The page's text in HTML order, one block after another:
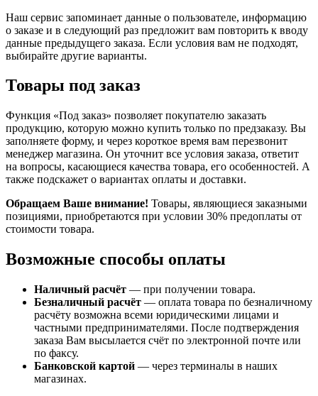
Наш сервис запоминает данные о пользователе, информацию
о заказе и в следующий раз предложит вам повторить к вводу
данные предыдущего заказа. Если условия вам не подходят,
выбирайте другие варианты.
Товары под заказ
Функция «Под заказ» позволяет покупателю заказать
продукцию, которую можно купить только по предзаказу. Вы
заполняете форму, и через короткое время вам перезвонит
менеджер магазина. Он уточнит все условия заказа, ответит
на вопросы, касающиеся качества товара, его особенностей. А
также подскажет о вариантах оплаты и доставки.
Обращаем Ваше внимание! Товары, являющиеся заказными
позициями, приобретаются при условии 30% предоплаты от
стоимости товара.
Возможные способы оплаты
Наличный расчёт — при получении товара.
Безналичный расчёт — оплата товара по безналичному
расчёту возможна всеми юридическими лицами и
частными предпринимателями. После подтверждения
заказа Вам высылается счёт по электронной почте или
по факсу.
Банковской картой — через терминалы в наших
магазинах.